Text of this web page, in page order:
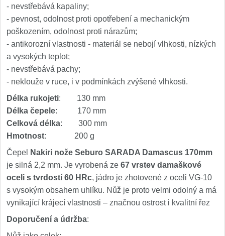
- nevstřebává kapaliny;
- pevnost, odolnost proti opotřebení a mechanickým
poškozením, odolnost proti nárazům;
- antikorozní vlastnosti - materiál se nebojí vlhkosti, nízkých
a vysokých teplot;
- nevstřebává pachy;
- neklouže v ruce, i v podmínkách zvýšené vlhkosti.
Délka rukojeti: 130 mm
Délka čepele: 170 mm
Celková délka: 300 mm
Hmotnost: 200 g
Čepel
Nakiri nože Seburo SARADA Damascus 170mm
je silná 2,2 mm. Je vyrobená ze 67 vrstev damaškové
oceli s tvrdostí 60 HRc, jádro je zhotovené z oceli VG-10
s vysokým obsahem uhlíku. Nůž je proto velmi odolný a má
vynikající krájecí vlastnosti – značnou ostrost i kvalitní řez
Doporučení a údržba: